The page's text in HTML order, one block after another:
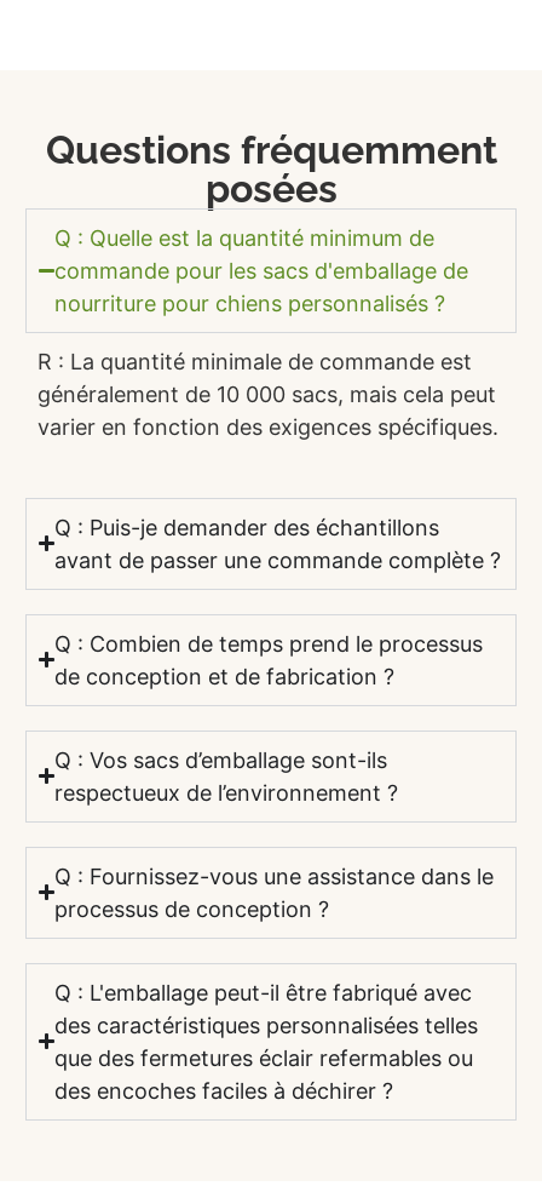
Questions fréquemment
posées
Q : Quelle est la quantité minimum de
commande pour les sacs d'emballage de
nourriture pour chiens personnalisés ?
R : La quantité minimale de commande est
généralement de 10 000 sacs, mais cela peut
varier en fonction des exigences spécifiques.
Q : Puis-je demander des échantillons
avant de passer une commande complète ?
Q : Combien de temps prend le processus
de conception et de fabrication ?
Q : Vos sacs d’emballage sont-ils
respectueux de l’environnement ?
Q : Fournissez-vous une assistance dans le
processus de conception ?
Q : L'emballage peut-il être fabriqué avec
des caractéristiques personnalisées telles
que des fermetures éclair refermables ou
des encoches faciles à déchirer ?